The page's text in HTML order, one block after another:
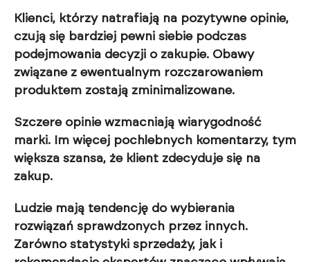
Klienci, którzy natrafiają na pozytywne opinie,
czują się bardziej pewni siebie podczas
podejmowania decyzji o zakupie. Obawy
związane z ewentualnym rozczarowaniem
produktem zostają zminimalizowane.
Szczere opinie wzmacniają wiarygodność
marki. Im więcej pochlebnych komentarzy, tym
większa szansa, że klient zdecyduje się na
zakup.
Ludzie mają tendencję do wybierania
rozwiązań sprawdzonych przez innych.
Zarówno statystyki sprzedaży, jak i